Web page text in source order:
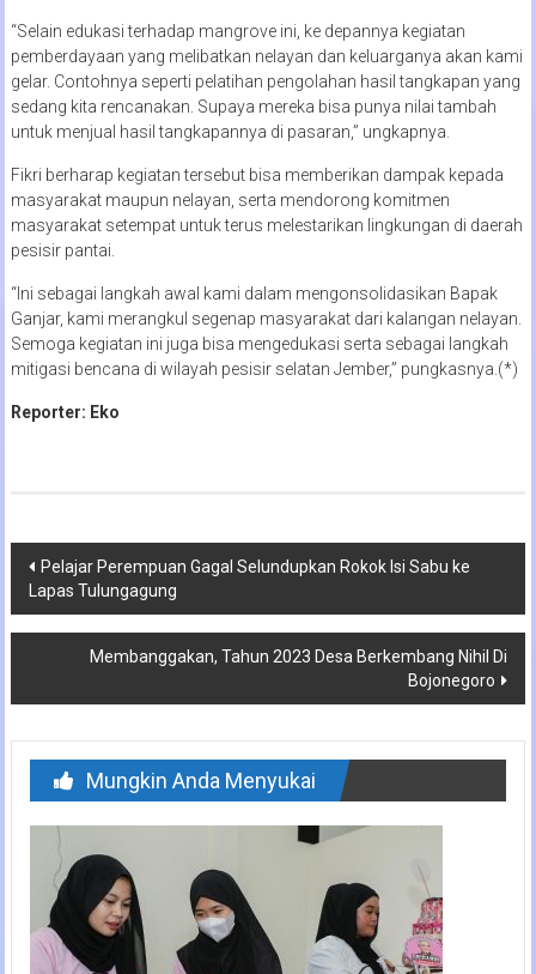
“Selain edukasi terhadap mangrove ini, ke depannya kegiatan
pemberdayaan yang melibatkan nelayan dan keluarganya akan kami
gelar. Contohnya seperti pelatihan pengolahan hasil tangkapan yang
sedang kita rencanakan. Supaya mereka bisa punya nilai tambah
untuk menjual hasil tangkapannya di pasaran,” ungkapnya.
Fikri berharap kegiatan tersebut bisa memberikan dampak kepada
masyarakat maupun nelayan, serta mendorong komitmen
masyarakat setempat untuk terus melestarikan lingkungan di daerah
pesisir pantai.
“Ini sebagai langkah awal kami dalam mengonsolidasikan Bapak
Ganjar, kami merangkul segenap masyarakat dari kalangan nelayan.
Semoga kegiatan ini juga bisa mengedukasi serta sebagai langkah
mitigasi bencana di wilayah pesisir selatan Jember,” pungkasnya.(*)
Reporter: Eko
Navigasi
pos
Pelajar Perempuan Gagal Selundupkan Rokok Isi Sabu ke
Lapas Tulungagung
Membanggakan, Tahun 2023 Desa Berkembang Nihil Di
Bojonegoro
Mungkin Anda Menyukai